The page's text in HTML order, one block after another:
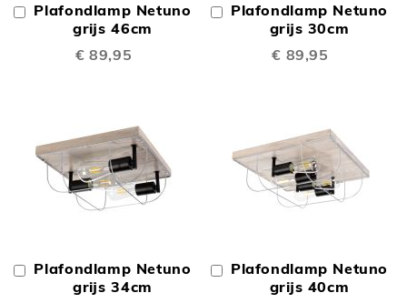
Plafondlamp Netuno
grijs 46cm
€ 89,95
In
Winkelwagen
Plafondlamp Netuno
grijs 30cm
€ 89,95
In
Winkelwagen
Plafondlamp Netuno
grijs 34cm
In
Winkelwagen
Plafondlamp Netuno
grijs 40cm
In
Winkelwagen